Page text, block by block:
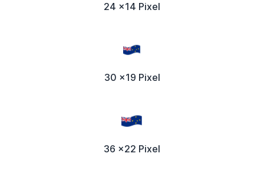
24 x14 Pixel
30 x19 Pixel
36 x22 Pixel